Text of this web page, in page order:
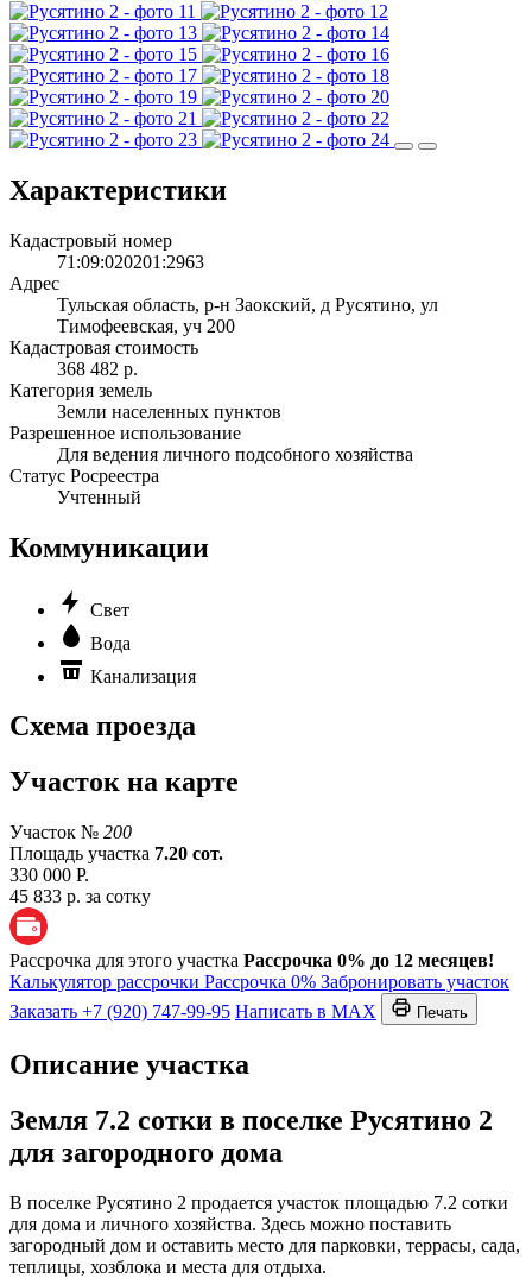
Характеристики
Кадастровый номер
71:09:020201:2963
Адрес
Тульская область, р-н Заокский, д Русятино, ул
Тимофеевская, уч 200
Кадастровая стоимость
368 482 р.
Категория земель
Земли населенных пунктов
Разрешенное использование
Для ведения личного подсобного хозяйства
Статус Росреестра
Учтенный
Коммуникации
Свет
Вода
Канализация
Схема проезда
Участок на карте
Участок № 200
Площадь участка 7.20 сот.
330 000 Р.
45 833 р. за сотку
Рассрочка для этого участка Рассрочка 0% до 12 месяцев!
Калькулятор рассрочки Рассрочка 0% Забронировать участок
Заказать +7 (920) 747-99-95 Написать в MAX Печать
Описание участка
Земля 7.2 сотки в поселке Русятино 2
для загородного дома
В поселке Русятино 2 продается участок площадью 7.2 сотки
для дома и личного хозяйства. Здесь можно поставить
загородный дом и оставить место для парковки, террасы, сада,
теплицы, хозблока и места для отдыха.